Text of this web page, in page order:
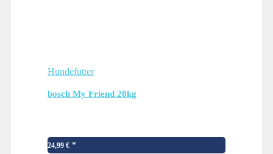
Hundefutter
bosch My Friend 20kg
24,99 €